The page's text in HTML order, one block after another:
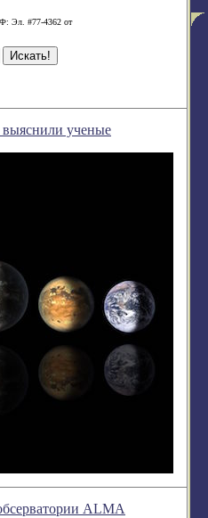
Эл. #77-4362 от
ученые
ALMA